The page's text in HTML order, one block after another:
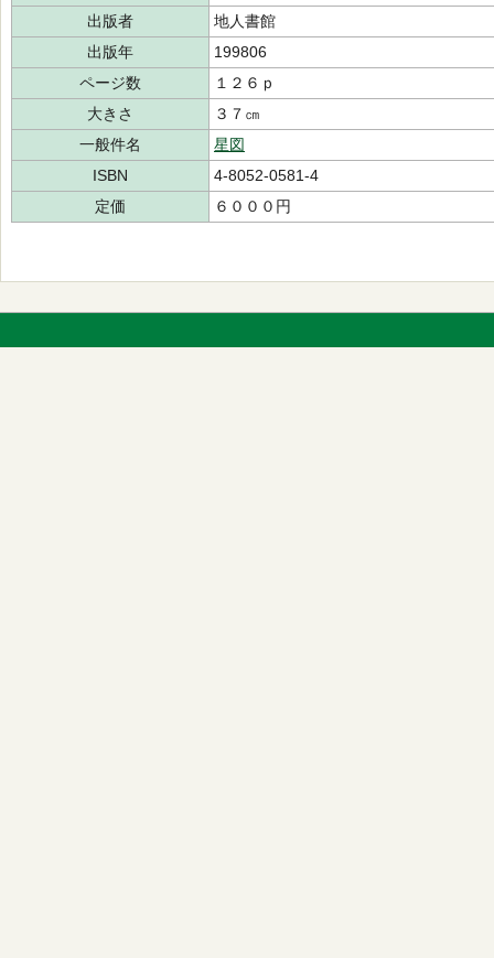
出版者
地人書館
出版年
199806
ページ数
１２６ｐ
大きさ
３７㎝
一般件名
星図
ISBN
4-8052-0581-4
定価
６０００円